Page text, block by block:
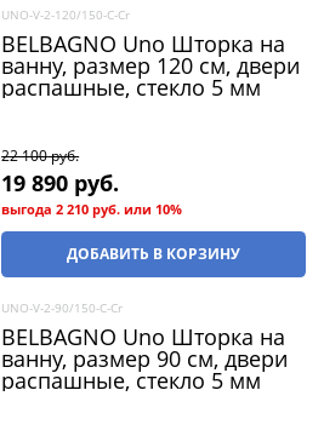
UNO-V-2-120/150-C-Cr
BELBAGNO Uno Шторка на
ванну, размер 120 см, двери
распашные, стекло 5 мм
22 100 руб.
19 890 руб.
выгода2 210 руб. или 10%
ДОБАВИТЬ В КОРЗИНУ
UNO-V-2-90/150-C-Cr
BELBAGNO Uno Шторка на
ванну, размер 90 см, двери
распашные, стекло 5 мм